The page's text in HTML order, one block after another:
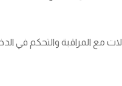
المراقبة والتحكم في